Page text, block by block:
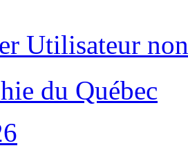
Utilisateur
du Québec